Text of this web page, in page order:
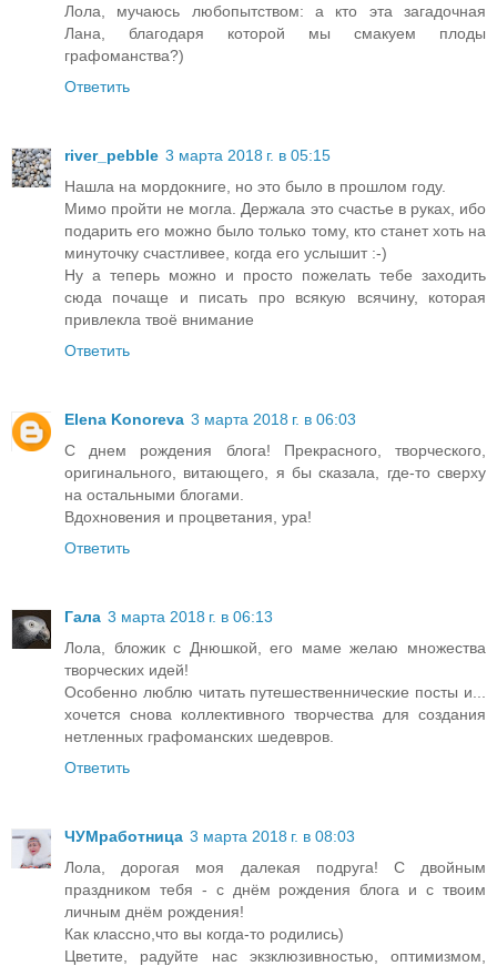
Лола, мучаюсь любопытством: а кто эта загадочная
Лана, благодаря которой мы смакуем плоды
графоманства?)
Ответить
river_pebble 3 марта 2018 г. в 05:15
Нашла на мордокниге, но это было в прошлом году.
Мимо пройти не могла. Держала это счастье в руках, ибо
подарить его можно было только тому, кто станет хоть на
минуточку счастливее, когда его услышит :-)
Ну а теперь можно и просто пожелать тебе заходить
сюда почаще и писать про всякую всячину, которая
привлекла твоё внимание
Ответить
Elena Konoreva 3 марта 2018 г. в 06:03
C днем рождения блога! Прекрасного, творческого,
оригинального, витающего, я бы сказала, где-то сверху
на остальными блогами.
Вдохновения и процветания, ура!
Ответить
Гала 3 марта 2018 г. в 06:13
Лола, бложик с Днюшкой, его маме желаю множества
творческих идей!
Особенно люблю читать путешественнические посты и...
хочется снова коллективного творчества для создания
нетленных графоманских шедевров.
Ответить
ЧУМработница 3 марта 2018 г. в 08:03
Лола, дорогая моя далекая подруга! С двойным
праздником тебя - с днём рождения блога и с твоим
личным днём рождения!
Как классно,что вы когда-то родились)
Цветите, радуйте нас экзклюзивностью, оптимизмом,